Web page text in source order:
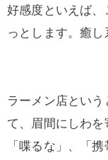
好感度といえば
っとします。癒し
ラーメン店とい
て、眉間にしわを
「喋るな」、「